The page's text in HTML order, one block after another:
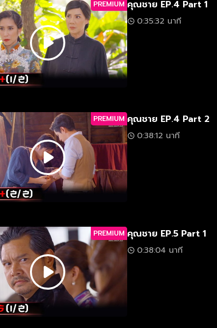
PREMIUM คุณชาย EP.4 Part 1
0:35:32 นาที
PREMIUM คุณชาย EP.4 Part 2
0:38:12 นาที
PREMIUM คุณชาย EP.5 Part 1
0:38:04 นาที